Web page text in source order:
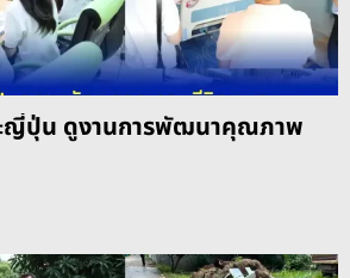
ปุ่น ดูงานการพัฒนาคุณภาพ